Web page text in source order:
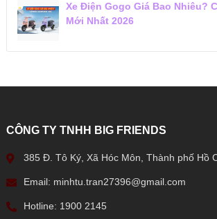
Xe Điện Gogo Giá Bao Nhiêu?
Mới Nhất 2026
CÔNG TY TNHH BIG FRIENDS
385 Đ. Tô Ký, Xã Hóc Môn, Thành phố Hồ
Email: minhtu.tran27396@gmail.com
Hotline: 1900 2145